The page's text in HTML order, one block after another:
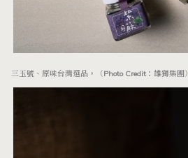
三玉號、原味台灣選品。（Photo Credit：雄獅集團）